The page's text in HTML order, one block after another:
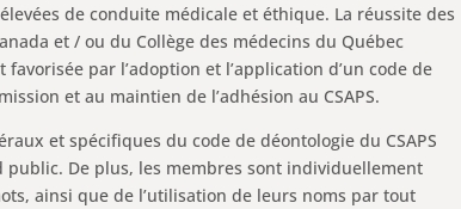
de conduite médicale et éthique. La réussite des
et / ou du Collège des médecins du Québec
par l’adoption et l’application d’un code de
et au maintien de l’adhésion au CSAPS.
et spécifiques du code de déontologie du CSAPS
De plus, les membres sont individuellement
ainsi que de l’utilisation de leurs noms par tout